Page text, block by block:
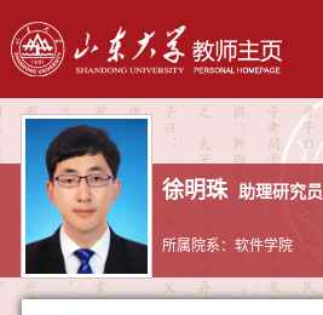
徐明珠 助理研究员
所属院系：软件学院